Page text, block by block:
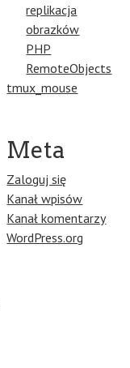
replikacja
obrazków
PHP
RemoteObjects
tmux_mouse
Meta
Zaloguj się
Kanał wpisów
Kanał komentarzy
WordPress.org